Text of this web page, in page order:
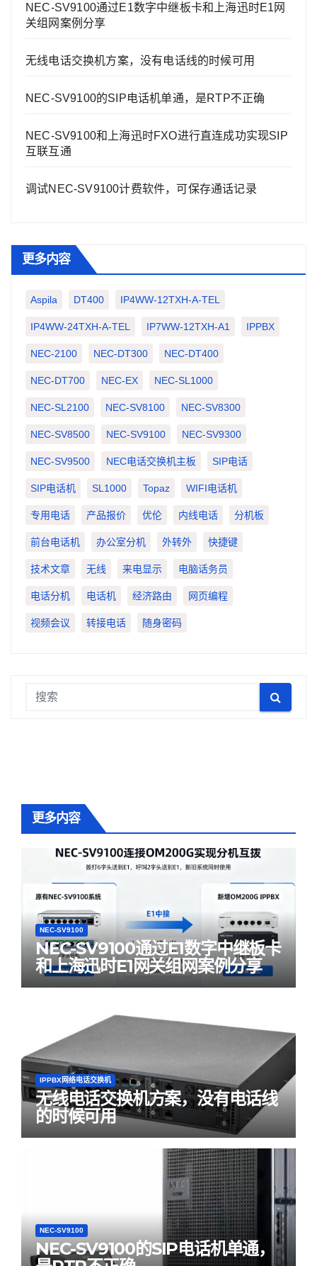
NEC-SV9100通过E1数字中继板卡和上海迅时E1网
关组网案例分享
无线电话交换机方案，没有电话线的时候可用
NEC-SV9100的SIP电话机单通，是RTP不正确
NEC-SV9100和上海迅时FXO进行直连成功实现SIP
互联互通
调试NEC-SV9100计费软件，可保存通话记录
更多内容
Aspila DT400 IP4WW-12TXH-A-TEL
IP4WW-24TXH-A-TEL IP7WW-12TXH-A1 IPPBX
NEC-2100 NEC-DT300 NEC-DT400
NEC-DT700 NEC-EX NEC-SL1000
NEC-SL2100 NEC-SV8100 NEC-SV8300
NEC-SV8500 NEC-SV9100 NEC-SV9300
NEC-SV9500 NEC电话交换机主板 SIP电话
SIP电话机 SL1000 Topaz WIFI电话机
专用电话 产品报价 优伦 内线电话 分机板
前台电话机 办公室分机 外转外 快捷键
技术文章 无线 来电显示 电脑话务员
电话分机 电话机 经济路由 网页编程
视频会议 转接电话 随身密码
更多内容
NEC-SV9100
NEC-SV9100通过E1数字中继板卡
和上海迅时E1网关组网案例分享
IPPBX网络电话交换机
无线电话交换机方案，没有电话线
的时候可用
NEC-SV9100
NEC-SV9100的SIP电话机单通，